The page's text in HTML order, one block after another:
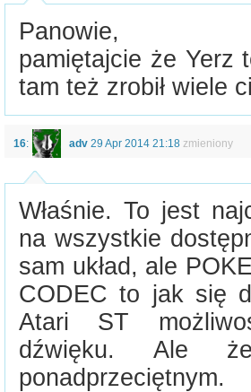
Panowie,
pamiętajcie że Yerz
tam też zrobił wiele
16: adv 29 Apr 2014 21:18 zmieniony
Właśnie. To jest
na wszystkie
sam układ, ale
CODEC to jak się
Atari ST
dźwięku. Ale
ponadprzeciętnym.